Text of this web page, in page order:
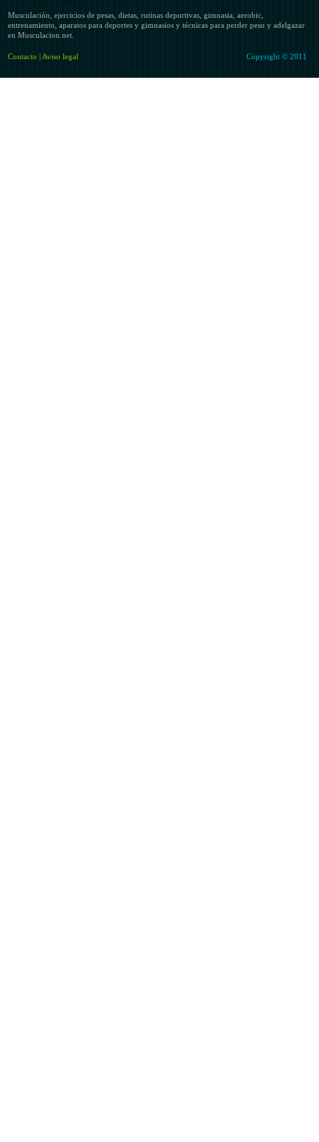
Copyright © 2011
Musculación, ejercicios de pesas, dietas, rutinas deportivas, gimnasia, aerobic,
entrenamiento, aparatos para deportes y gimnasios y técnicas para perder peso y adelgazar
en Musculacion.net.
Contacto | Aviso legal